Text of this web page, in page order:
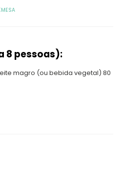
8 pessoas):
magro (ou bebida vegetal) 80